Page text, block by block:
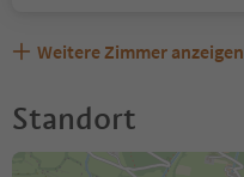
Weitere Zimmer anzeigen
Standort